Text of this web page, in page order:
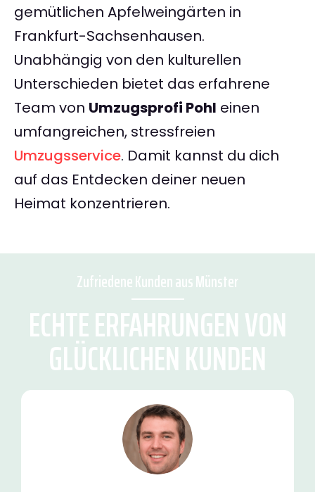
gemütlichen Apfelweingärten in
Frankfurt-Sachsenhausen.
Unabhängig von den kulturellen
Unterschieden bietet das erfahrene
Team von Umzugsprofi Pohl einen
umfangreichen, stressfreien
Umzugsservice. Damit kannst du dich
auf das Entdecken deiner neuen
Heimat konzentrieren.
Zufriedene Kunden aus Münster
ECHTE ERFAHRUNGEN VON
GLÜCKLICHEN KUNDEN